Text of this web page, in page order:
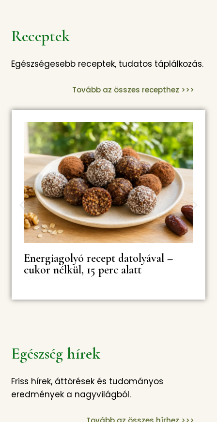
Receptek
Egészségesebb receptek, tudatos táplálkozás.
Tovább az összes recepthez >>>
Energiagolyó recept datolyával –
cukor nélkül, 15 perc alatt
Egészség hírek
Friss hírek, áttörések és tudományos
eredmények a nagyvilágból.